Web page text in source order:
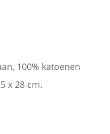
100% katoenen
x 28 cm.